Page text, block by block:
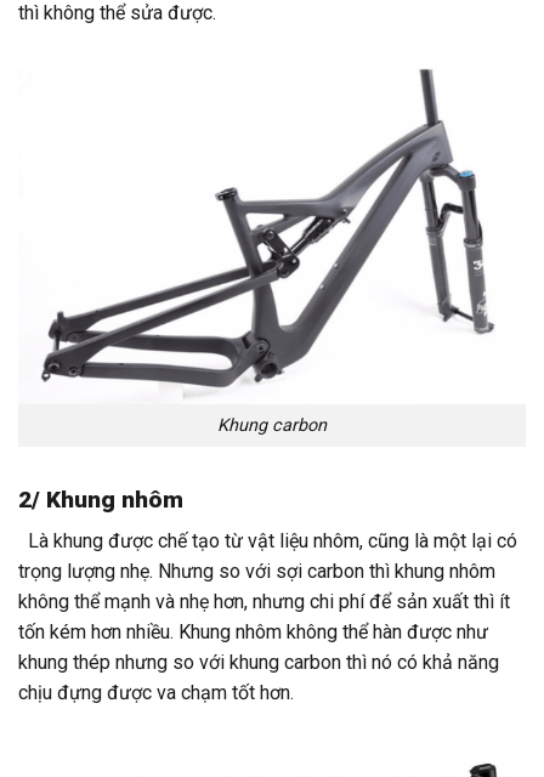
thì không thể sửa được.
Khung carbon
2/ Khung nhôm
Là khung được chế tạo từ vật liệu nhôm, cũng là một lại có
trọng lượng nhẹ. Nhưng so với sợi carbon thì khung nhôm
không thể mạnh và nhẹ hơn, nhưng chi phí để sản xuất thì ít
tốn kém hơn nhiều. Khung nhôm không thể hàn được như
khung thép nhưng so với khung carbon thì nó có khả năng
chịu đựng được va chạm tốt hơn.